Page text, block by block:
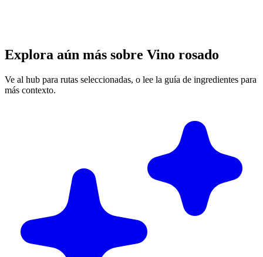
Explora aún más sobre Vino rosado
Ve al hub para rutas seleccionadas, o lee la guía de ingredientes para
más contexto.